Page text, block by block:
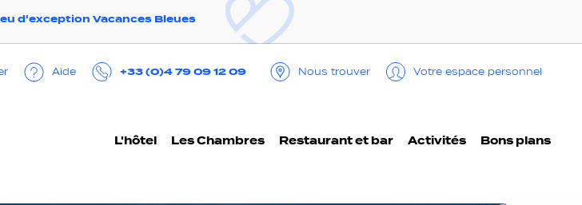
d'exception Vacances Bleues
L'hôtel Les Chambres Restaurant et bar Activités Bons plans
Aide +33 (0)4 79 09 12 09 Nous trouver Votre espace personnel